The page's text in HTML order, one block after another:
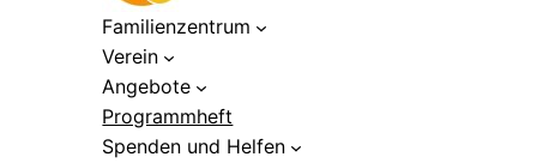
Familienzentrum
Verein
Angebote
Programmheft
Spenden und Helfen